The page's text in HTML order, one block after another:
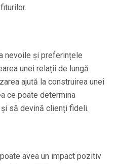
nevoile și preferințele
unei relații de lungă
ajută la construirea unei
ce poate determina
să devină clienți fideli.
avea un impact pozitiv